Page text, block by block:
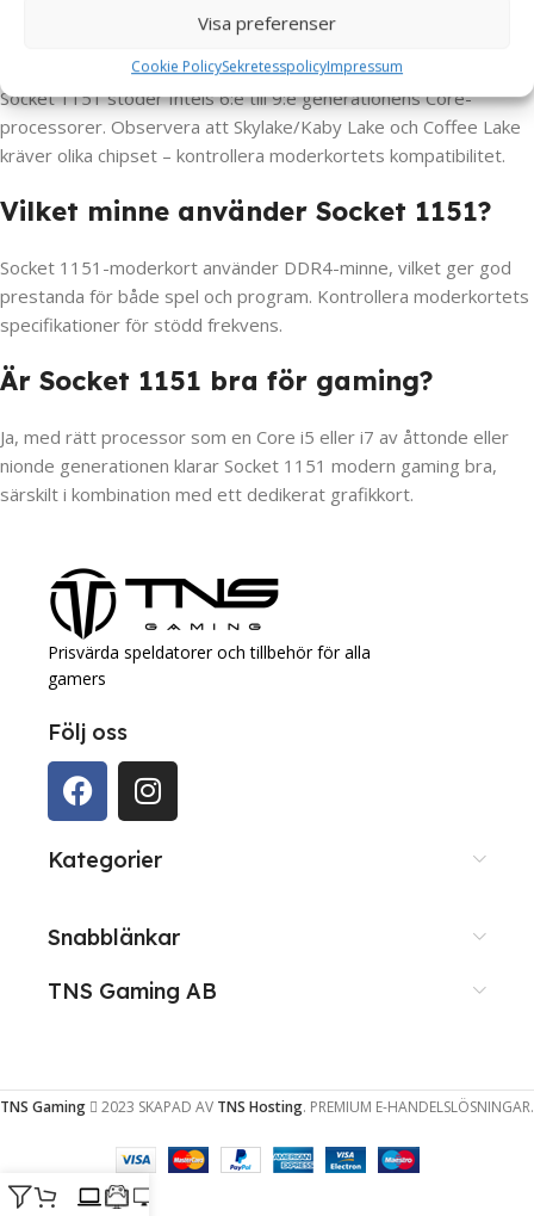
Visa preferenser
Cookie PolicySekretesspolicyImpressum
Socket 1151 stöder Intels 6:e till 9:e generationens Core-
processorer. Observera att Skylake/Kaby Lake och Coffee Lake
kräver olika chipset – kontrollera moderkortets kompatibilitet.
Vilket minne använder Socket 1151?
Socket 1151-moderkort använder DDR4-minne, vilket ger god
prestanda för både spel och program. Kontrollera moderkortets
specifikationer för stödd frekvens.
Är Socket 1151 bra för gaming?
Ja, med rätt processor som en Core i5 eller i7 av åttonde eller
nionde generationen klarar Socket 1151 modern gaming bra,
särskilt i kombination med ett dedikerat grafikkort.
Prisvärda speldatorer och tillbehör för alla
gamers
Följ oss
Kategorier
Snabblänkar
TNS Gaming AB
TNS Gaming 2023 SKAPAD AV TNS Hosting. PREMIUM E-HANDELSLÖSNINGAR.